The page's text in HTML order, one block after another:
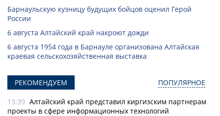
Барнаульскую кузницу будущих бойцов оценил Герой
России
6 августа Алтайский край накроют дожди
6 августа 1954 года в Барнауле организована Алтайская
краевая сельскохозяйственная выставка
РЕКОМЕНДУЕМ ПОПУЛЯРНОЕ
13:39 Алтайский край представил киргизским партнерам
проекты в сфере информационных технологий